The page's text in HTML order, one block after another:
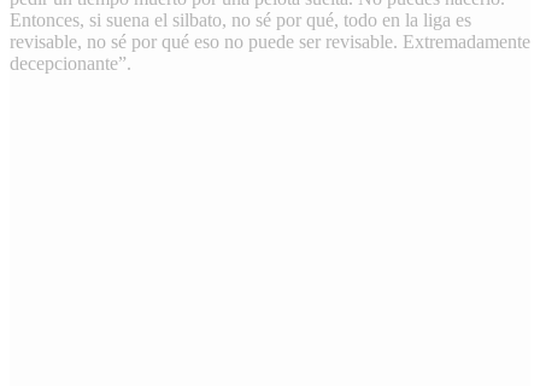
Entonces, si suena el silbato, no sé por qué, todo en la liga es
revisable, no sé por qué eso no puede ser revisable. Extremadamente
decepcionante”.